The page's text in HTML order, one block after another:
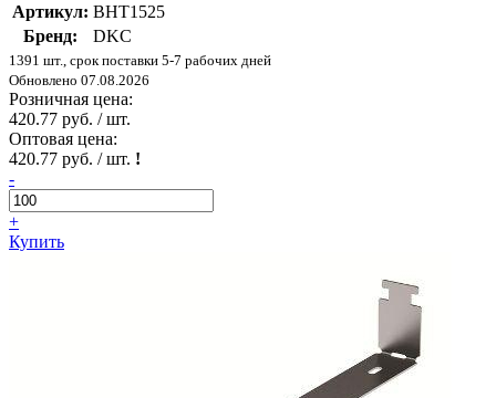
Артикул: BHT1525
Бренд:
DKC
1391 шт., срок поставки 5-7 рабочих дней
Обновлено 07.08.2026
Розничная цена:
420.77 руб. / шт.
Оптовая цена:
420.77 руб. / шт. !
-
+
Купить